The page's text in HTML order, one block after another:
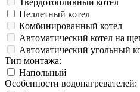
Твердотопливный котел
Пеллетный котел
Комбинированный котел
Автоматический котел на
Автоматический угольный
Тип монтажа:
Напольный
Особенности водонагревателей: